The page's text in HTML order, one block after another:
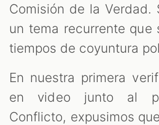
Comisión de la Verdad.
un tema recurrente que
tiempos de coyuntura
En nuestra primera
en video junto al
Conflicto, expusimos